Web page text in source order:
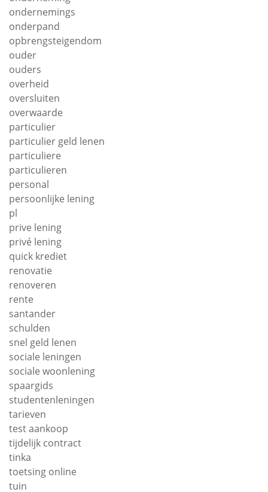
ondernemings
onderpand
opbrengsteigendom
ouder
ouders
overheid
oversluiten
overwaarde
particulier
particulier geld lenen
particuliere
particulieren
personal
persoonlijke lening
pl
prive lening
privé lening
quick krediet
renovatie
renoveren
rente
santander
schulden
snel geld lenen
sociale leningen
sociale woonlening
spaargids
studentenleningen
tarieven
test aankoop
tijdelijk contract
tinka
toetsing online
tuin